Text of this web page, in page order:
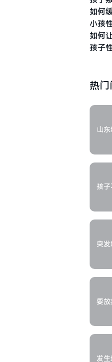
如何
小孩
如何
孩子
热门
山
孩子
突
要放
发